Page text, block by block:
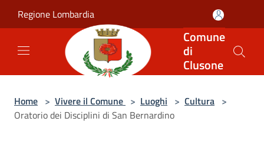
Regione Lombardia
Comune
di
Clusone
Home > Vivere il Comune > Luoghi > Cultura >
Oratorio dei Disciplini di San Bernardino